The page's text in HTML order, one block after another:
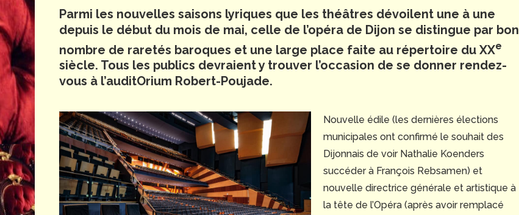
Parmi les nouvelles saisons lyriques que les théâtres dévoilent une à une
depuis le début du mois de mai, celle de l’opéra de Dijon se distingue par bon
nombre de raretés baroques et une large place faite au répertoire du XXe
siècle. Tous les publics devraient y trouver l’occasion de se donner rendez-
vous à l’auditOrium Robert-Poujade.
Nouvelle édile (les dernières élections
municipales ont confirmé le souhait des
Dijonnais de voir Nathalie Koenders
succéder à François Rebsamen) et
nouvelle directrice générale et artistique à
la tête de l’Opéra (après avoir remplacé